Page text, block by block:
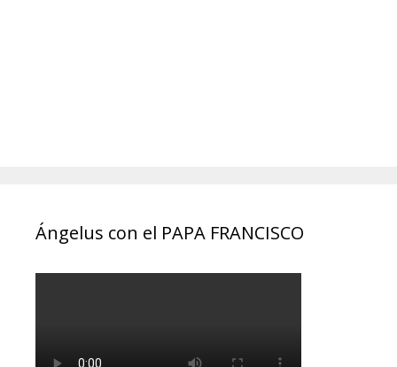
Ángelus con el PAPA FRANCISCO